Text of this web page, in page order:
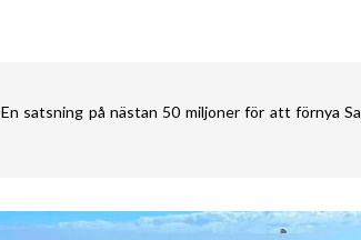
En satsning på nästan 50 miljoner för att förnya